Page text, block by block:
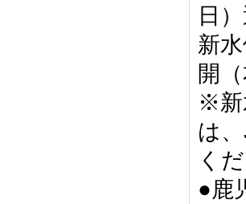
日
新
開
※新
は
く
●鹿